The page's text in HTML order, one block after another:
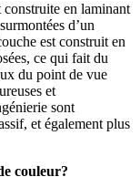
construite en laminant
d’un
est construit en
ce qui fait du
du point de vue
et
sont
et également plus
couleur?